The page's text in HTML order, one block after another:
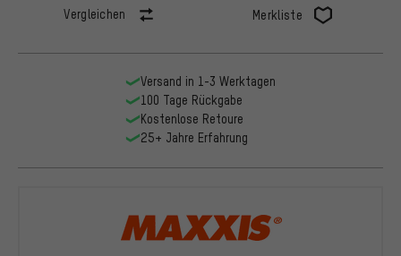
Vergleichen Merkliste
Versand in 1-3 Werktagen
100 Tage Rückgabe
Kostenlose Retoure
25+ Jahre Erfahrung